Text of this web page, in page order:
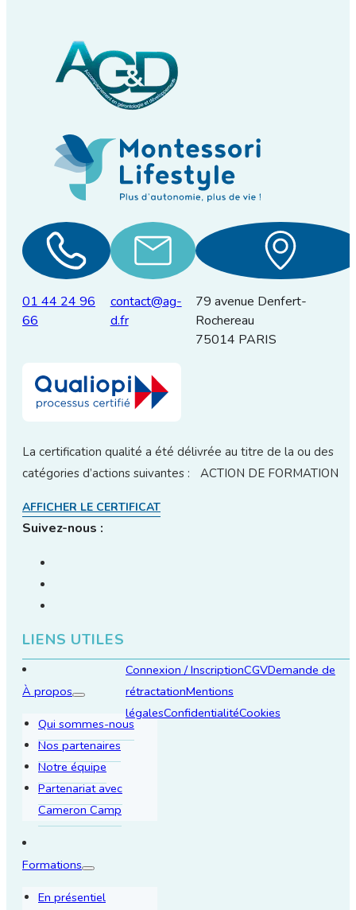
01 44 24 96
66
contact@ag-
d.fr
79 avenue Denfert-
Rochereau
75014 PARIS
La certification qualité a été délivrée au titre de la ou des
catégories d’actions suivantes : ACTION DE FORMATION
AFFICHER LE CERTIFICAT
Suivez-nous :
LIENS UTILES
À propos
Qui sommes-nous
Nos partenaires
Notre équipe
Partenariat avec
Cameron Camp
Formations
En présentiel
Connexion / InscriptionCGVDemande de
rétractationMentions
légalesConfidentialitéCookies